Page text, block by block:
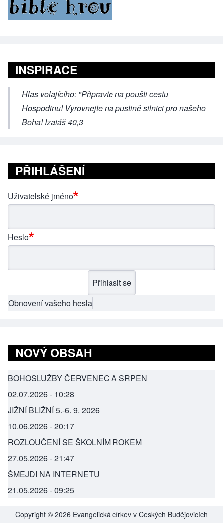
INSPIRACE
Hlas volajícího: "Připravte na poušti cestu
Hospodinu! Vyrovnejte na pustině silnici pro našeho
Boha! Izaiáš 40,3
PŘIHLÁŠENÍ
Uživatelské jméno
Heslo
Obnovení vašeho hesla
NOVÝ OBSAH
BOHOSLUŽBY ČERVENEC A SRPEN
02.07.2026 - 10:28
JIŽNÍ BLIŽNÍ 5.-6. 9. 2026
10.06.2026 - 20:17
ROZLOUČENÍ SE ŠKOLNÍM ROKEM
27.05.2026 - 21:47
ŠMEJDI NA INTERNETU
21.05.2026 - 09:25
Copyright © 2026 Evangelická církev v Českých Budějovicích